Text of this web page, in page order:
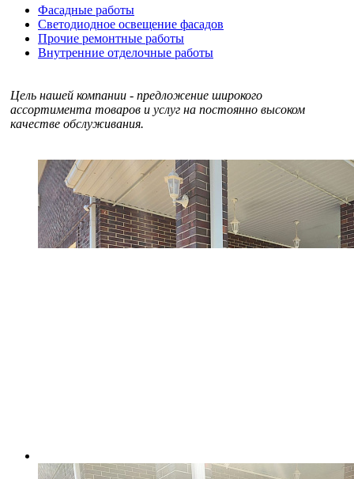
Фасадные работы
Светодиодное освещение фасадов
Прочие ремонтные работы
Внутренние отделочные работы
Цель нашей компании - предложение широкого
ассортимента товаров и услуг на постоянно высоком
качестве обслуживания.